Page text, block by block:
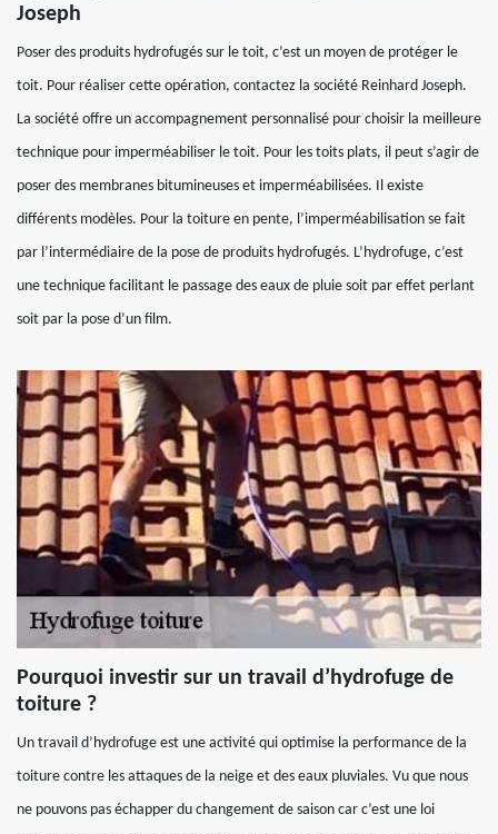
Joseph
Poser des produits hydrofugés sur le toit, c’est un moyen de protéger le
toit. Pour réaliser cette opération, contactez la société Reinhard Joseph.
La société offre un accompagnement personnalisé pour choisir la meilleure
technique pour imperméabiliser le toit. Pour les toits plats, il peut s’agir de
poser des membranes bitumineuses et imperméabilisées. Il existe
différents modèles. Pour la toiture en pente, l’imperméabilisation se fait
par l’intermédiaire de la pose de produits hydrofugés. L’hydrofuge, c’est
une technique facilitant le passage des eaux de pluie soit par effet perlant
soit par la pose d’un film.
Pourquoi investir sur un travail d’hydrofuge de
toiture ?
Un travail d’hydrofuge est une activité qui optimise la performance de la
toiture contre les attaques de la neige et des eaux pluviales. Vu que nous
ne pouvons pas échapper du changement de saison car c’est une loi